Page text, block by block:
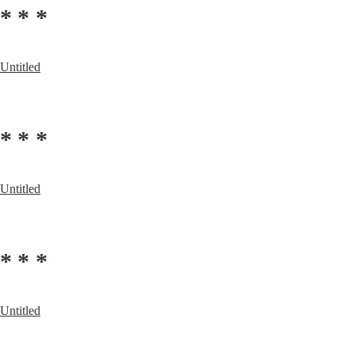
* * *
Untitled
* * *
Untitled
* * *
Untitled